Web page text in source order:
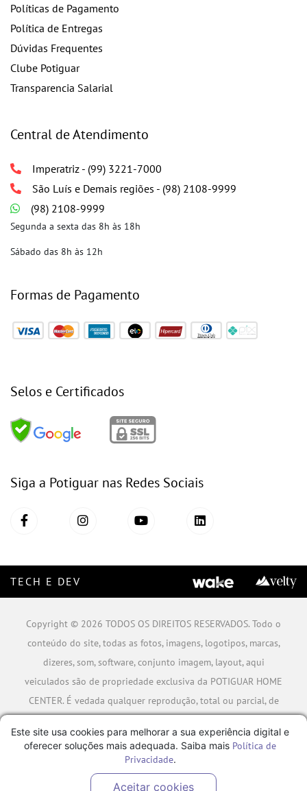
Políticas de Pagamento
Política de Entregas
Dúvidas Frequentes
Clube Potiguar
Transparencia Salarial
Central de Atendimento
Imperatriz - (99) 3221-7000
São Luís e Demais regiões - (98) 2108-9999
(98) 2108-9999
Segunda a sexta das 8h às 18h
Sábado das 8h às 12h
Formas de Pagamento
Selos e Certificados
Siga a Potiguar nas Redes Sociais
TECH E DEV
Copyright © 2026 TODOS OS DIREITOS RESERVADOS. Todo o
conteúdo do site, todas as fotos, imagens, logotipos, marcas,
dizeres, som, software, conjunto imagem, layout, aqui
veiculados são de propriedade exclusiva da POTIGUAR HOME
CENTER. É vedada qualquer reprodução, total ou parcial, de
A violação de qualquer direito mencionado implicará na
responsabilização cível e criminal nos termos da Lei.
POTIGUAR MATERIAIS DE CONSTRUÇÃO SA - CNPJ:
Este site usa cookies para melhorar a sua experiência digital e
oferecer soluções mais adequada. Saiba mais Política de
Privacidade.
Aceitar cookies